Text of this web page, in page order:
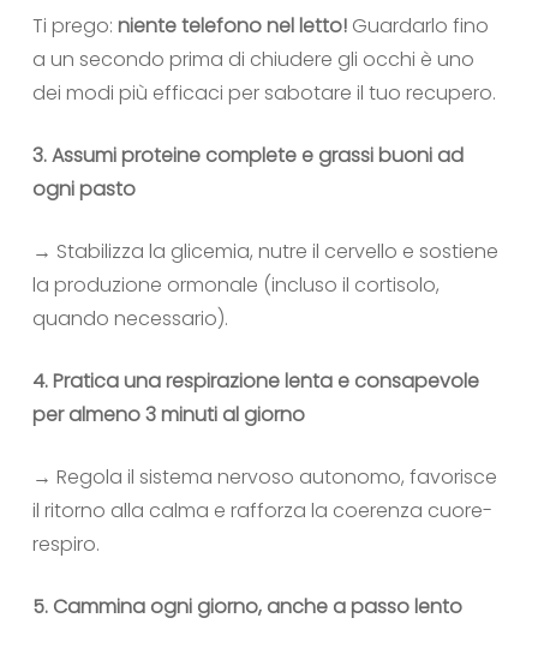
Ti prego: niente telefono nel letto!Guardarlo fino
a un secondo prima di chiudere gli occhi è uno
dei modi più efficaci per sabotare il tuo recupero.
3. Assumi proteine complete e grassi buoni ad
ogni pasto
→ Stabilizza la glicemia, nutre il cervello e sostiene
la produzione ormonale (incluso il cortisolo,
quando necessario).
4. Pratica una respirazione lenta e consapevole
per almeno 3 minuti al giorno
→ Regola il sistema nervoso autonomo, favorisce
il ritorno alla calma e rafforza la coerenza cuore-
respiro.
5. Cammina ogni giorno, anche a passo lento